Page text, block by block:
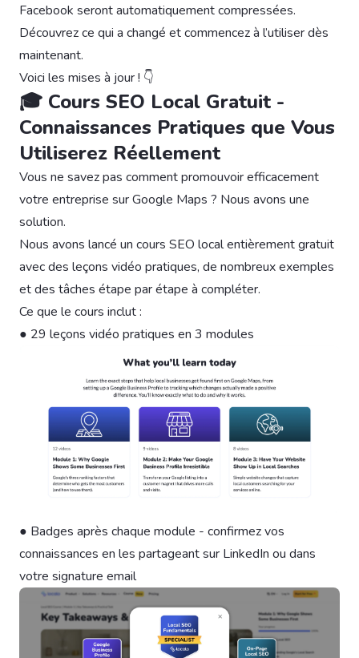
Facebook seront automatiquement compressées.
Découvrez ce qui a changé et commencez à l’utiliser dès
maintenant.
Voici les mises à jour ! 👇
🎓 Cours SEO Local Gratuit -
Connaissances Pratiques que Vous
Utiliserez Réellement
Vous ne savez pas comment promouvoir efficacement
votre entreprise sur Google Maps ? Nous avons une
solution.
Nous avons lancé un cours SEO local entièrement gratuit
avec des leçons vidéo pratiques, de nombreux exemples
et des tâches étape par étape à compléter.
Ce que le cours inclut :
● 29 leçons vidéo pratiques en 3 modules
● Badges après chaque module - confirmez vos
connaissances en les partageant sur LinkedIn ou dans
votre signature email